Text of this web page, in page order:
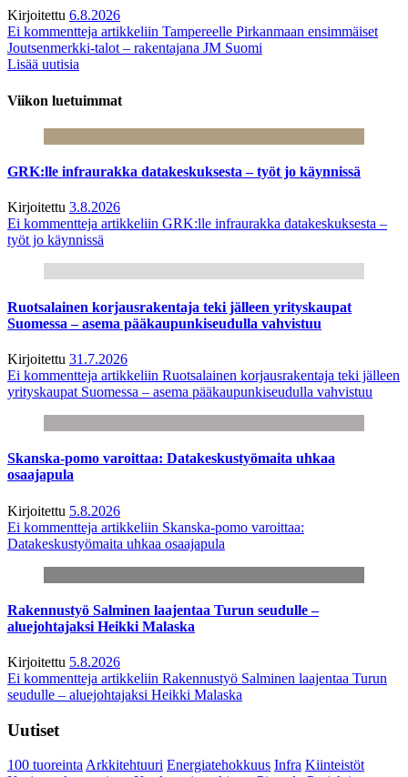
Kirjoitettu 6.8.2026
Ei kommentteja artikkeliin Tampereelle Pirkanmaan ensimmäiset
Joutsenmerkki-talot – rakentajana JM Suomi
Lisää uutisia
Viikon luetuimmat
GRK:lle infraurakka datakeskuksesta – työt jo käynnissä
Kirjoitettu 3.8.2026
Ei kommentteja artikkeliin GRK:lle infraurakka datakeskuksesta –
työt jo käynnissä
Ruotsalainen korjausrakentaja teki jälleen yrityskaupat
Suomessa – asema pääkaupunkiseudulla vahvistuu
Kirjoitettu 31.7.2026
Ei kommentteja artikkeliin Ruotsalainen korjausrakentaja teki jälleen
yrityskaupat Suomessa – asema pääkaupunkiseudulla vahvistuu
Skanska-pomo varoittaa: Datakeskustyömaita uhkaa
osaajapula
Kirjoitettu 5.8.2026
Ei kommentteja artikkeliin Skanska-pomo varoittaa:
Datakeskustyömaita uhkaa osaajapula
Rakennustyö Salminen laajentaa Turun seudulle –
aluejohtajaksi Heikki Malaska
Kirjoitettu 5.8.2026
Ei kommentteja artikkeliin Rakennustyö Salminen laajentaa Turun
seudulle – aluejohtajaksi Heikki Malaska
Uutiset
100 tuoreintaArkkitehtuuri Energiatehokkuus Infra Kiinteistöt